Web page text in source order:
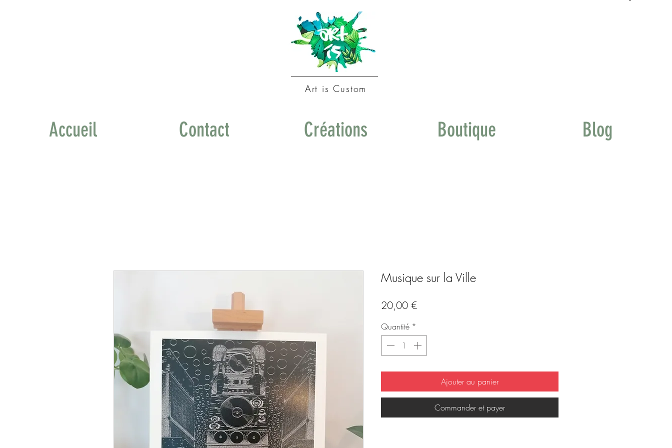
Art is Custom
Accueil Contact Créations Boutique Blog
Musique sur la Ville
20,00 €Prix
Quantité *
Ajouter au panier
Commander et payer